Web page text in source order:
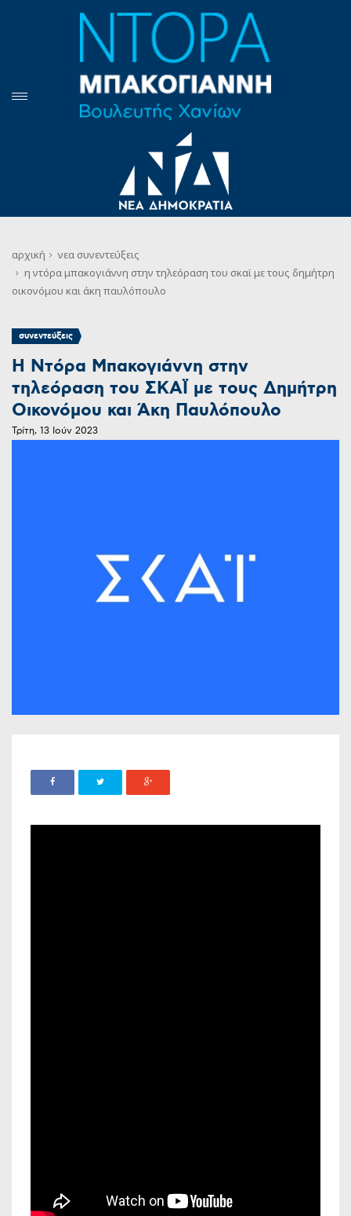
αρχική νεα συνεντεύξεις
η ντόρα μπακογιάννη στην τηλεόραση του σκαϊ με τους δημήτρη
οικονόμου και άκη παυλόπουλο
συνεντεύξεις
Η Ντόρα Μπακογιάννη στην
τηλεόραση του ΣΚΑΪ με τους Δημήτρη
Οικονόμου και Άκη Παυλόπουλο
Τρίτη, 13 Ιούν 2023